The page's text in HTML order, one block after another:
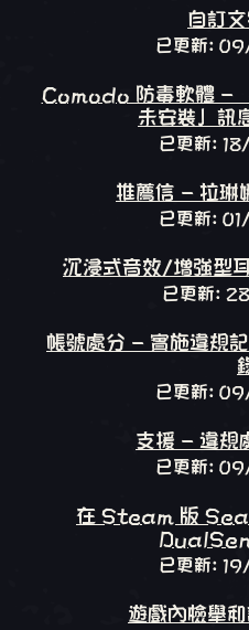
自訂
已更新:
Comodo 防毒軟體
未安裝」訊
已更新:
推薦信 - 拉琳
已更新:
沉浸式音效/增強型
已更新:
帳號處分 - 實施違規
已更新:
支援 - 違規
已更新:
在 Steam 版
已更新:
遊戲內檢舉